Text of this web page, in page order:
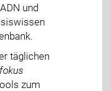
und
täglichen
fokus
zum